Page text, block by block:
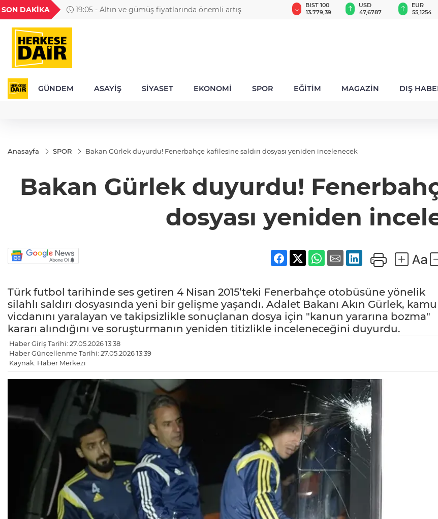
SON DAKİKA 19:05 - Altın ve gümüş fiyatlarında önemli artış
18,2677
TND
16,3788
BGN
27,9743
VND
0,0018
BIST 100
13.779,39
USD
47,6787
EUR
55,1254
GÜNDEM ASAYİŞ SİYASET EKONOMİ SPOR EĞİTİM MAGAZİN DIŞ
Anasayfa SPOR Bakan Gürlek duyurdu! Fenerbahçe kafilesine saldırı dosyası yeniden incelenecek
Bakan Gürlek duyurdu!
dosyası yeniden
Türk futbol tarihinde ses getiren 4 Nisan 2015’teki Fenerbahçe otobüsüne yönelik
silahlı saldırı dosyasında yeni bir gelişme yaşandı. Adalet Bakanı Akın Gürlek, kamu
vicdanını yaralayan ve takipsizlikle sonuçlanan dosya için "kanun yararına bozma"
kararı alındığını ve soruşturmanın yeniden titizlikle inceleneceğini duyurdu.
Haber Giriş Tarihi: 27.05.2026 13:38
Haber Güncellenme Tarihi: 27.05.2026 13:39
Kaynak: Haber Merkezi